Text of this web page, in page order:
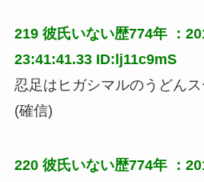
219 彼氏いない歴774年
：
23:41:41.33 ID:lj11c9mS
忍足はヒガシマルのうどん
(確信)
220 彼氏いない歴774年
：